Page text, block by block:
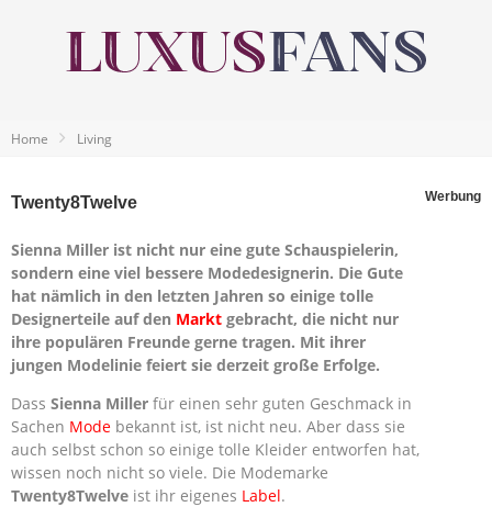
Home Living
Twenty8Twelve Werbung
Sienna Miller ist nicht nur eine gute Schauspielerin,
sondern eine viel bessere Modedesignerin. Die Gute
hat nämlich in den letzten Jahren so einige tolle
Designerteile auf den Markt gebracht, die nicht nur
ihre populären Freunde gerne tragen. Mit ihrer
jungen Modelinie feiert sie derzeit große Erfolge.
Dass Sienna Miller für einen sehr guten Geschmack in
Sachen Mode bekannt ist, ist nicht neu. Aber dass sie
auch selbst schon so einige tolle Kleider entworfen hat,
wissen noch nicht so viele. Die Modemarke
Twenty8Twelve ist ihr eigenes Label.